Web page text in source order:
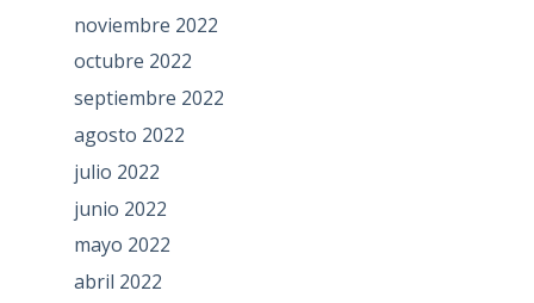
noviembre 2022
octubre 2022
septiembre 2022
agosto 2022
julio 2022
junio 2022
mayo 2022
abril 2022